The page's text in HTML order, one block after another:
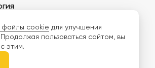
ИНН 6671165273 ОГРН 1216600030250 КПП
файлы cookie для улучшения
пользоваться сайтом, вы
этим.